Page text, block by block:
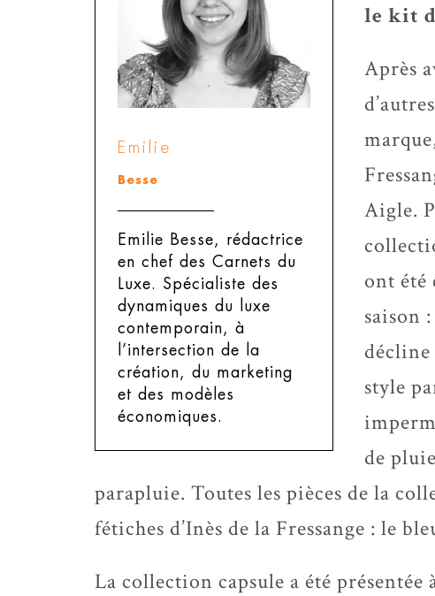
Emilie
Besse
Emilie Besse, rédactrice
en chef des Carnets du
Luxe.
Spécialiste des
dynamiques du luxe
contemporain, à
l’intersection de la
création, du marketing
et des modèles
économiques.
le kit
Après
Aigle.
ont été
saison
décline
style
de
parapluie. Toutes les pièces de la
fétiches d’Inès de la Fressange : le
La collection capsule a été